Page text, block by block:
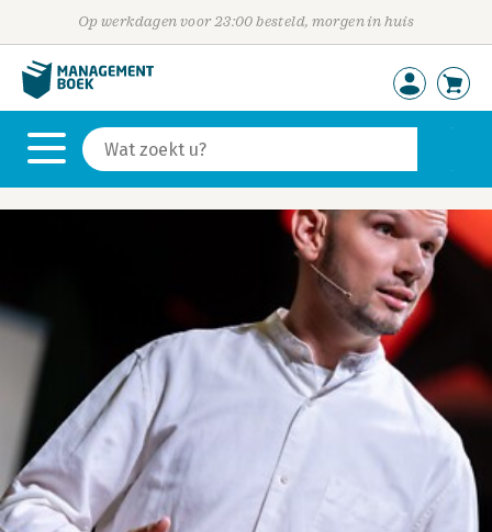
Op werkdagen voor 23:00 besteld, morgen in huis